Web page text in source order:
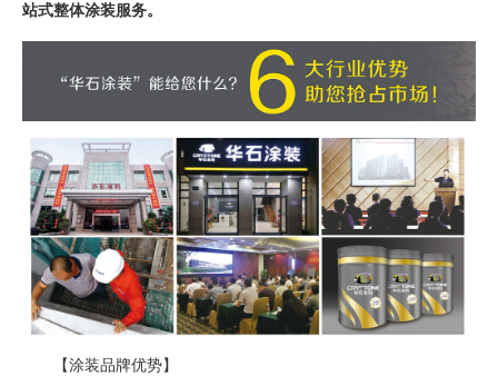
站式整体涂装服务。
【涂装品牌优势】